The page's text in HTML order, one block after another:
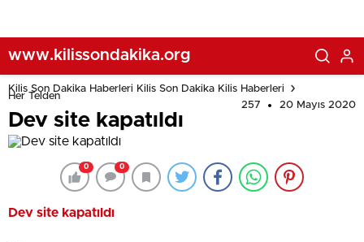
www.kilissondakika.org
Kilis Son Dakika Haberleri Kilis Son Dakika Kilis Haberleri
Her Telden
257
20 Mayıs 2020
Dev site kapatıldı
0 0
Dev site kapatıldı